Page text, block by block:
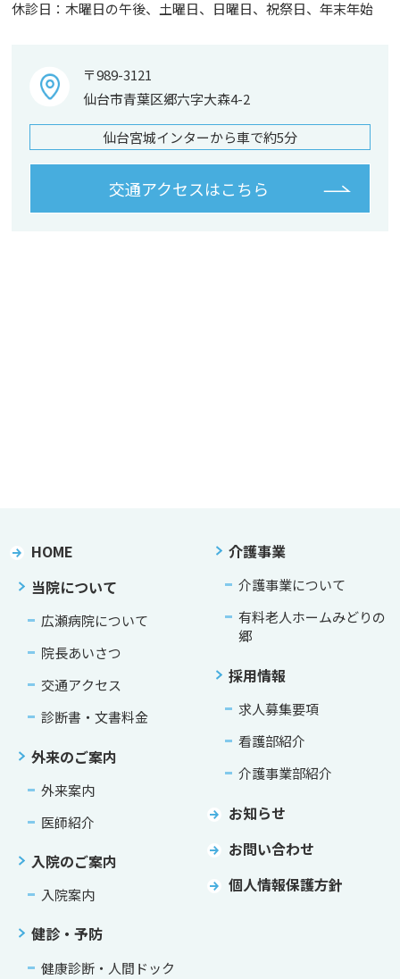
休診日：木曜日の午後、土曜日、日曜日、祝祭日、年末年始
〒989-3121
仙台市青葉区郷六字大森4-2
仙台宮城インターから車で約5分
交通アクセスはこちら
HOME
当院について
広瀬病院について
院長あいさつ
交通アクセス
診断書・文書料金
外来のご案内
外来案内
医師紹介
入院のご案内
入院案内
健診・予防
健康診断・人間ドック
介護事業
介護事業について
有料老人ホームみどりの
郷
採用情報
求人募集要項
看護部紹介
介護事業部紹介
お知らせ
お問い合わせ
個人情報保護方針